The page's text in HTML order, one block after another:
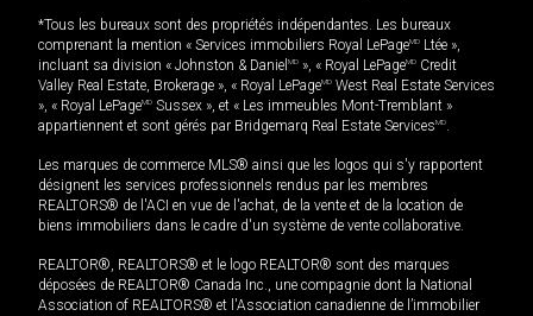
*Tous les bureaux sont des propriétés indépendantes. Les bureaux
comprenant la mention « Services immobiliers Royal LePageMD Ltée »,
incluant sa division « Johnston & Daniel MD », « Royal LePageMD Credit
Valley Real Estate, Brokerage », « Royal LePageMD West Real Estate Services
», « Royal LePageMD Sussex », et « Les immeubles Mont-Tremblant »
appartiennent et sont gérés par Bridgemarq Real Estate ServicesMD.
Les marques de commerce MLS® ainsi que les logos qui s'y rapportent
désignent les services professionnels rendus par les membres
REALTORS® de l'ACI en vue de l'achat, de la vente et de la location de
biens immobiliers dans le cadre d'un système de vente collaborative.
REALTOR®, REALTORS® et le logo REALTOR® sont des marques
déposées de REALTOR® Canada Inc., une compagnie dont la National
Association of REALTORS® et l'Association canadienne de l’immobilier